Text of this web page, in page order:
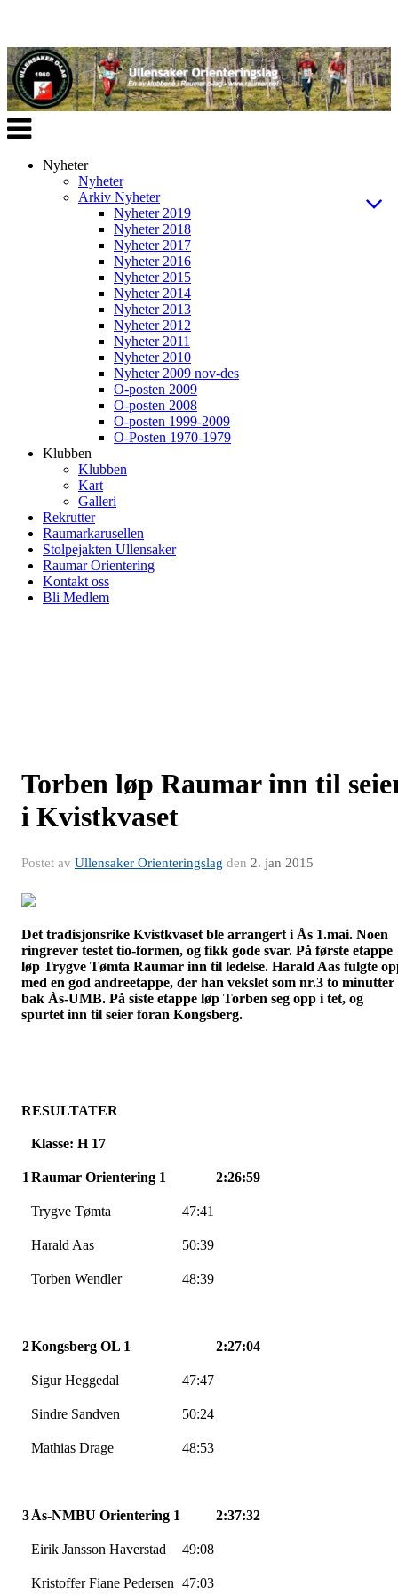
Veksle
navigasjon
Nyheter
Nyheter
Arkiv Nyheter
Nyheter 2019
Nyheter 2018
Nyheter 2017
Nyheter 2016
Nyheter 2015
Nyheter 2014
Nyheter 2013
Nyheter 2012
Nyheter 2011
Nyheter 2010
Nyheter 2009 nov-des
O-posten 2009
O-posten 2008
O-posten 1999-2009
O-Posten 1970-1979
Klubben
Klubben
Kart
Galleri
Rekrutter
Raumarkarusellen
Stolpejakten Ullensaker
Raumar Orientering
Kontakt oss
Bli Medlem
Torben løp Raumar inn til
i Kvistkvaset
Postet av Ullensaker Orienteringslag den 2. jan 2015
Det tradisjonsrike Kvistkvaset ble arrangert i Ås 1.mai. Noen
ringrever testet tio-formen, og fikk gode svar. På første etappe
løp Trygve Tømta Raumar inn til ledelse. Harald Aas fulgte
med en god andreetappe, der han vekslet som nr.3 to minutter
bak Ås-UMB. På siste etappe løp Torben seg opp i tet, og
spurtet inn til seier foran Kongsberg.
RESULTATER
Klasse: H 17
1 Raumar Orientering 1 2:26:59
Trygve Tømta 47:41
Harald Aas 50:39
Torben Wendler 48:39
2Kongsberg OL 1 2:27:04
SigurHeggedal 47:47
Sindre Sandven 50:24
Mathias Drage 48:53
3Ås-NMBU Orientering 1 2:37:32
Eirik Jansson Haverstad 49:08
Kristoffer Fiane Pedersen 47:03